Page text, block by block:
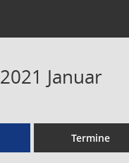
Januar
Termine